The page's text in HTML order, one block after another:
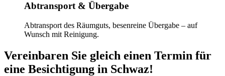
Abtransport & Übergabe
Abtransport des Räumguts, besenreine Übergabe – auf
Wunsch mit Reinigung.
Vereinbaren Sie gleich einen Termin für
eine Besichtigung in Schwaz!